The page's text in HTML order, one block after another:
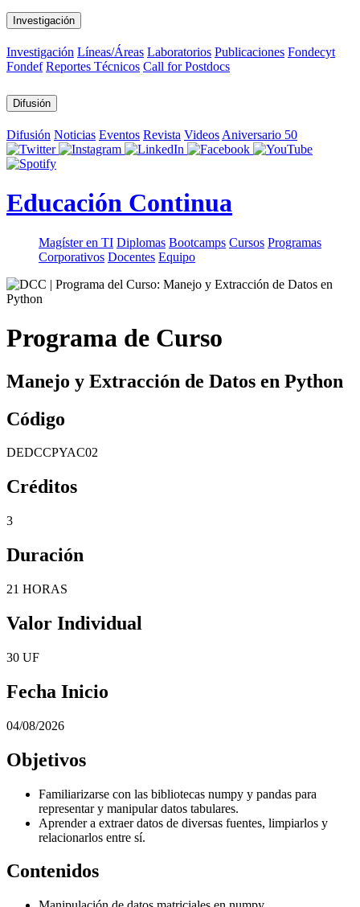
Investigación
Investigación Líneas/Áreas Laboratorios Publicaciones Fondecyt
Fondef Reportes Técnicos Call for Postdocs
Difusión
Difusión Noticias Eventos Revista Videos Aniversario 50
Educación Continua
Magíster en TI Diplomas Bootcamps Cursos Programas
Corporativos Docentes Equipo
Programa de Curso
Manejo y Extracción de Datos en Python
Código
DEDCCPYAC02
Créditos
3
Duración
21 HORAS
Valor Individual
30 UF
Fecha Inicio
04/08/2026
Objetivos
Familiarizarse con las bibliotecas numpy y pandas para
representar y manipular datos tabulares.
Aprender a extraer datos de diversas fuentes, limpiarlos y
relacionarlos entre sí.
Contenidos